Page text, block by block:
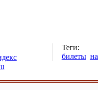
Теги:
билеты